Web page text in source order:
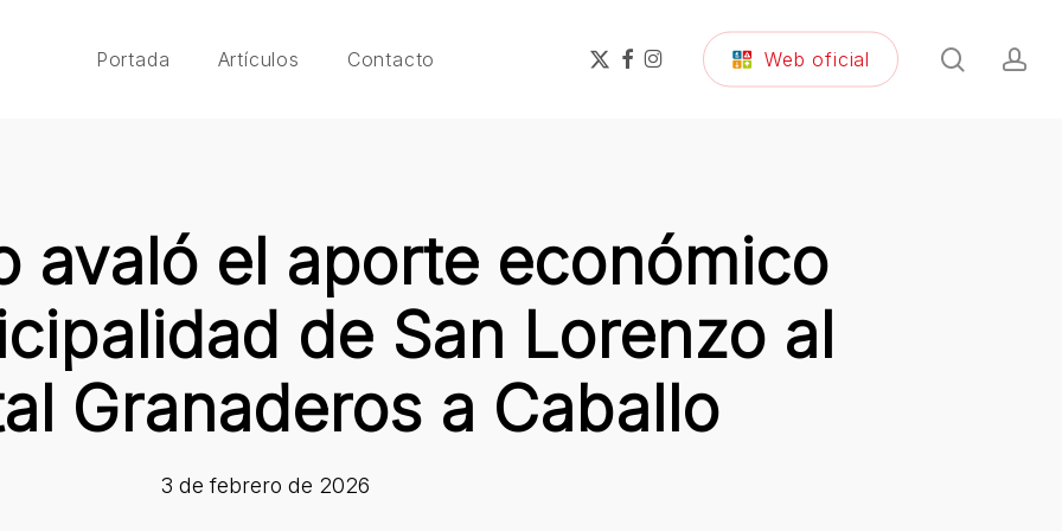
Portada Artículos Contacto
x-
twitter
facebook
instagram Web oficial search
avaló el aporte económico
de San Lorenzo al
Granaderos a Caballo
3 de febrero de 2026